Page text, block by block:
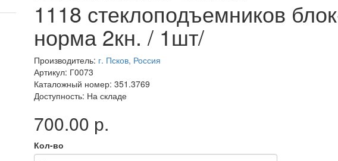
1118 стеклоподъемников
норма 2кн. / 1шт/
Производитель: г. Псков, Россия
Артикул: Г0073
Каталожный номер: 351.3769
Доступность: На складе
700.00 р.
Кол-во